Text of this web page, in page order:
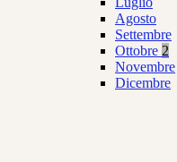
Agosto
Settembre
Ottobre 2
Novembre
Dicembre